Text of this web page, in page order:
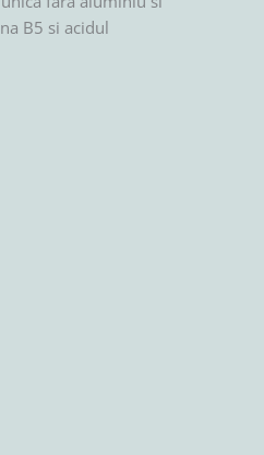
B5 si acidul